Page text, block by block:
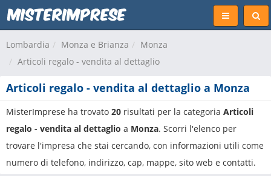
Lombardia Monza e Brianza
Monza
Articoli regalo - vendita al dettaglio
Articoli regalo - vendita al dettaglio a Monza
MisterImprese ha trovato 20 risultati per la categoria Articoli
regalo - vendita al dettaglio a Monza. Scorri l'elenco per
trovare l'impresa che stai cercando, con informazioni utili come
numero di telefono, indirizzo, cap, mappe, sito web e contatti.